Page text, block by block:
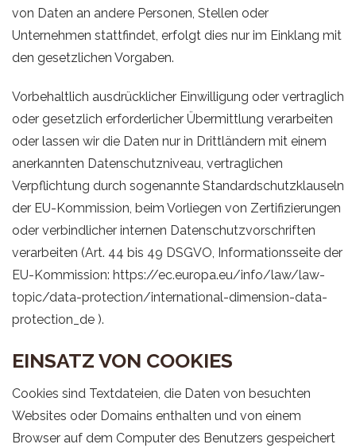
von Daten an andere Personen, Stellen oder
Unternehmen stattfindet, erfolgt dies nur im Einklang mit
den gesetzlichen Vorgaben.
Vorbehaltlich ausdrücklicher Einwilligung oder vertraglich
oder gesetzlich erforderlicher Übermittlung verarbeiten
oder lassen wir die Daten nur in Drittländern mit einem
anerkannten Datenschutzniveau, vertraglichen
Verpflichtung durch sogenannte Standardschutzklauseln
der EU-Kommission, beim Vorliegen von Zertifizierungen
oder verbindlicher internen Datenschutzvorschriften
verarbeiten (Art. 44 bis 49 DSGVO, Informationsseite der
EU-Kommission: https://ec.europa.eu/info/law/law-
topic/data-protection/international-dimension-data-
protection_de ).
EINSATZ VON COOKIES
Cookies sind Textdateien, die Daten von besuchten
Websites oder Domains enthalten und von einem
Browser auf dem Computer des Benutzers gespeichert